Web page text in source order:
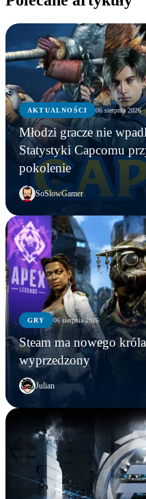
AKTUALNOŚCI 06 sierpnia 2026
Młodzi gracze nie
Statystyki Capcomu
pokolenie
SoSlowGamer
GRY 06 sierpnia 2026
Steam ma nowego
wyprzedzony
Julian